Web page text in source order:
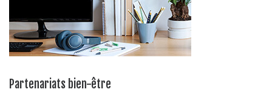
Partenariats bien-être